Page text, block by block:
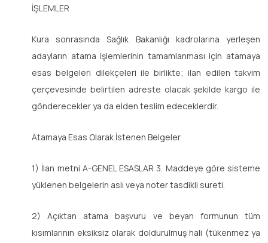
İŞLEMLER
Kura sonrasında Sağlık Bakanlığı kadrolarına yerleşen
adayların atama işlemlerinin tamamlanması için atamaya
esas belgeleri dilekçeleri ile birlikte; ilan edilen takvim
çerçevesinde belirtilen adreste olacak şekilde kargo ile
gönderecekler ya da elden teslim edeceklerdir.
Atamaya Esas Olarak İstenen Belgeler
1) İlan metni A-GENEL ESASLAR 3. Maddeye göre sisteme
yüklenen belgelerin aslı veya noter tasdikli sureti.
2) Açıktan atama başvuru ve beyan formunun tüm
kısımlarının eksiksiz olarak doldurulmuş hali (tükenmez ya